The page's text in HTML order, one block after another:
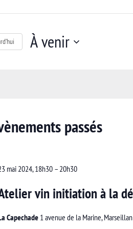
À venir
passés
mai 2024, 18h30– 20h30
vin initiation à la
Capechade 1 avenue de la Marine, Marseillan